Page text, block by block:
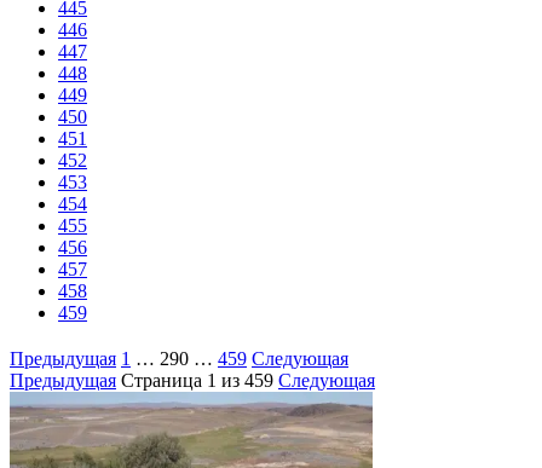
445
446
447
448
449
450
451
452
453
454
455
456
457
458
459
Предыдущая 1 … 290 … 459 Следующая
Предыдущая Страница 1 из 459 Следующая